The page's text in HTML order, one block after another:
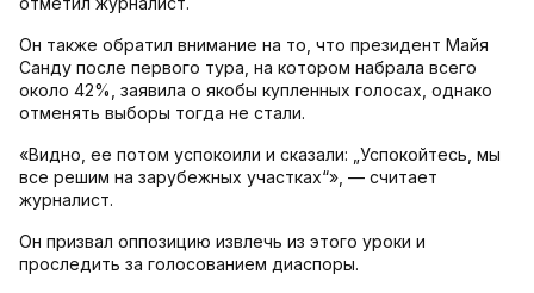
Он также обратил внимание на то, что президент Майя
Санду после первого тура, на котором набрала всего
около 42%, заявила о якобы купленных голосах, однако
отменять выборы тогда не стали.
«Видно, ее потом успокоили и сказали: „Успокойтесь, мы
все решим на зарубежных участках“», — считает
журналист.
Он призвал оппозицию извлечь из этого уроки и
проследить за голосованием диаспоры.